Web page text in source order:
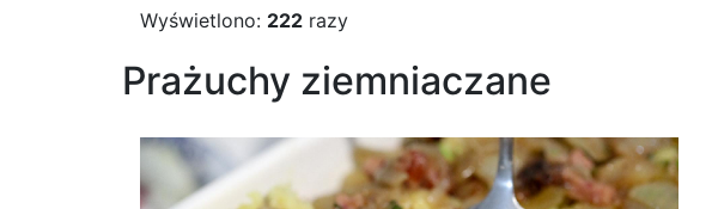
Wyświetlono: 222 razy
Prażuchy ziemniaczane